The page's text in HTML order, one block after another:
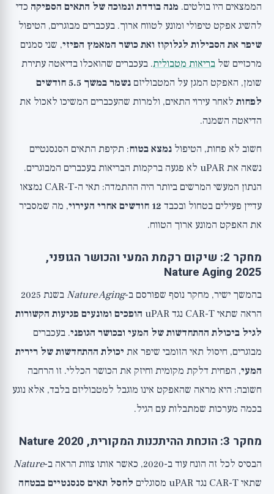
הממצאים היו בולטים. מנה בודדת ונמוכה של התאים הספיקה כדי
להשיג אפקט טיפולי ומונע לטווח ארוך. בעכברים מבוגרים, הטיפול
שיפר את הסבילות לגלוקוז ואת כושר המאמץ הפיזי, שני סמנים
מרכזיים של בריאות מטבולית. בעכברים שהואכלו בדיאטה עתירת
שומן, האפקט המגן על המטבוליזם
נשמר במשך 5.5 חודשים
לפחות לאחר עירוי התאים, ולמרות שהעכברים המשיכו לאכול את
הדיאטה השמנה.
חשוב לא פחות, הטיפול נמצא בטוח: תקיפת התאים הסנסנטיים
נשאה את uPAR לא פגעה ברקמות הבריאות בעכברים המבוגרים.
הנתון המעשי המרשים ביותר היה ההתמדה: תאי ה-CAR-T נמצאו
עדיין פעילים בטחול ובכבד 12 חודשים אחרי העירוי
, מה שמסביר
את האפקט המונע ארוך הטווח.
מחקר 2: שיקום רקמת המעי והכושר הגופני,
Nature Aging 2025
בהמשך ישיר, מחקר נוסף שפורסם ב-Nature Aging
בשנת 2025
הראה שתאי CAR-T נגד uPAR
הופכים ומונעים פגיעות הקשורות
לגיל ביכולת ההתחדשות של המעי ובכושר הגופני. בעכברים
מבוגרים, חיסול תאי הזומבי שיפר את יכולת ההתחדשות של רירית
המעי, הפחית דלקת מקומית וחיזק את הכושר הכללי. זו הרחבה
חשובה: היא מראה שהאפקט אינו מוגבל למטבוליזם בלבד, אלא נוגע
בכמה מערכות שמתבלות עם הגיל.
מחקר 3: הוכחת ההיתכנות המקורית, Nature 2020
הבסיס לכל זה הונח עוד ב-2020, כאשר אותו צוות הראה ב-
Nature
שתאי CAR-T נגד uPAR מסוגלים
לחסל תאים סנסנטיים בבטחה